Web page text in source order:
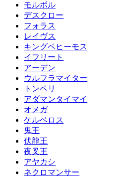
モルボル
デスクロー
フォラス
レイヴス
キングベヒーモス
イフリート
アーデン
ウルフラマイター
トンベリ
アダマンタイマイ
オメガ
ケルベロス
鬼王
伏龍王
夜叉王
アヤカシ
ネクロマンサー